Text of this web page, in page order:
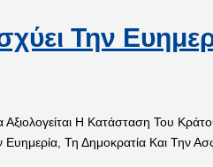
Την
Η Κατάσταση Του
Ευημερία, Τη Δημοκρατία Και Την